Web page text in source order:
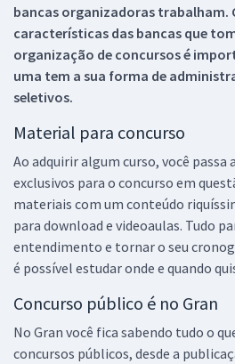
bancas organizadoras trabalham.
características das bancas que
organização de concursos é
uma tem a sua forma de
seletivos.
Material para concurso
Ao adquirir algum curso, você passa
exclusivos para o concurso em
materiais com um conteúdo
para download e videoaulas. Tudo
entendimento e tornar o seu
é possível estudar onde e quando
Concurso público é no Gran
No Gran você fica sabendo tudo o
concursos públicos, desde a